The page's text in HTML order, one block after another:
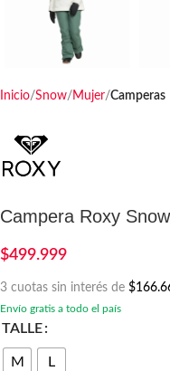
Inicio Snow Mujer Camperas
Campera Roxy
$499.999
3 cuotas sin interés de
Envío gratis a todo el país
TALLE
M L